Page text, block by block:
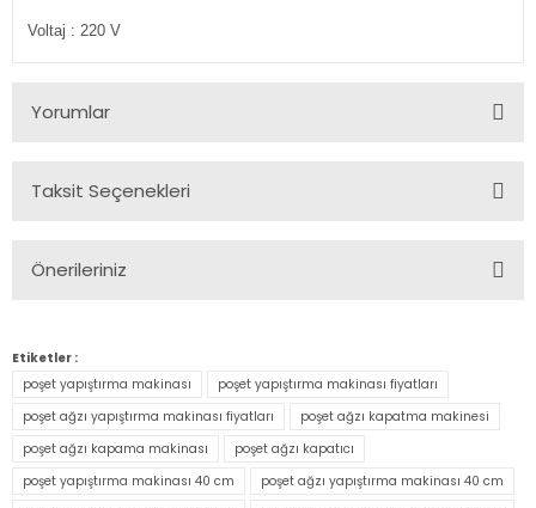
Voltaj : 220 V
Yorumlar
Taksit Seçenekleri
Önerileriniz
konularda yetersiz gördüğünüz noktaları öneri formunu
kullanarak tarafımıza iletebilirsiniz.
Görüş ve önerileriniz için teşekkür ederiz.
Ürün resmi kalitesiz, bozuk veya görüntülenemiyor.
Ürün açıklamasında eksik bilgiler bulunuyor.
Etiketler :
poşet yapıştırma makinası
poşet yapıştırma makinası fiyatları
poşet ağzı yapıştırma makinası fiyatları
poşet ağzı kapatma makinesi
poşet ağzı kapama makinası
poşet ağzı kapatıcı
poşet yapıştırma makinası 40 cm
poşet ağzı yapıştırma makinası 40 cm